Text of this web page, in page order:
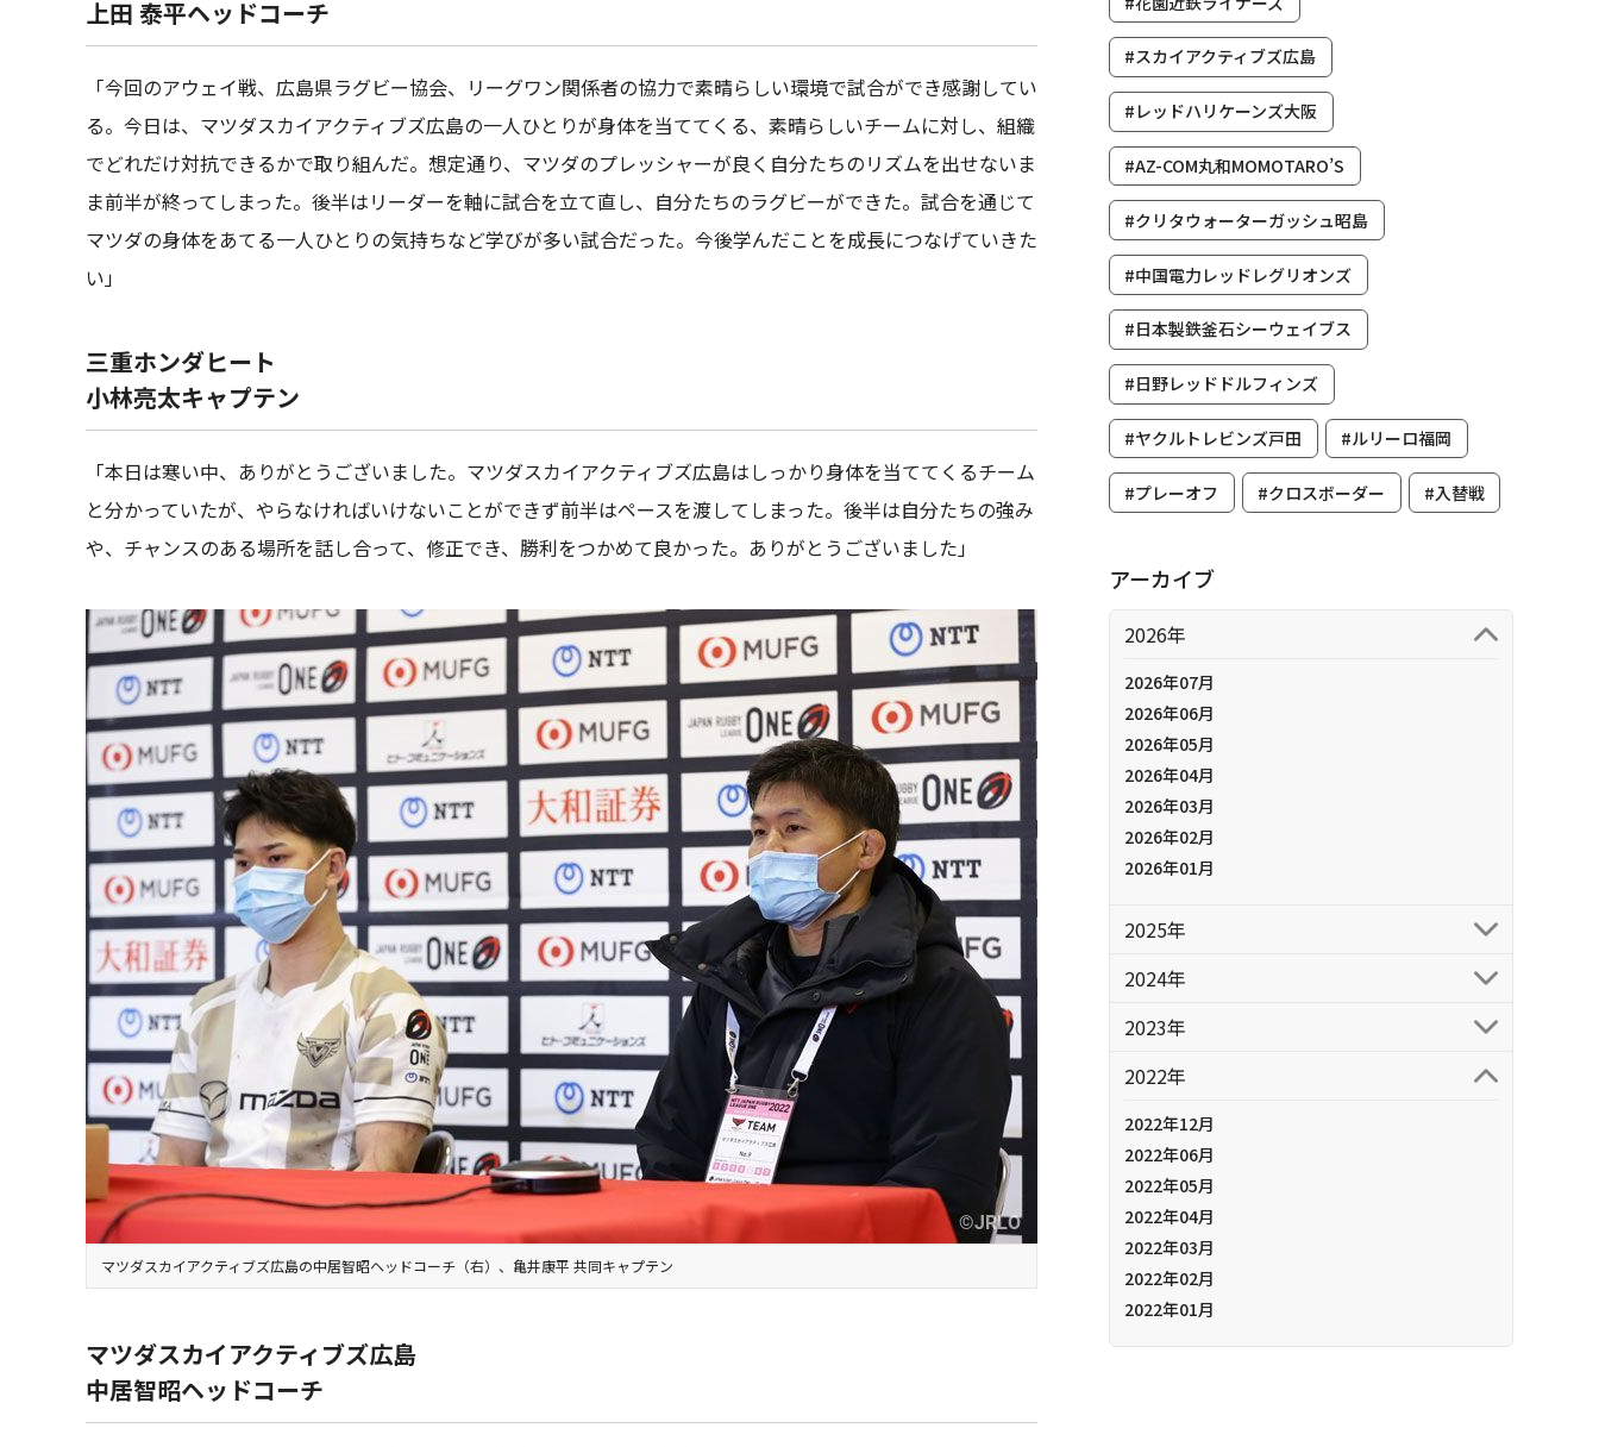
上田 泰平ヘッドコーチ
「今回のアウェイ戦、広島県ラグビー協会、リーグワン関係者の協力で素晴らしい環境で試合ができ感謝してい
る。今日は、マツダスカイアクティブズ広島の一人ひとりが身体を当ててくる、素晴らしいチームに対し、組織
でどれだけ対抗できるかで取り組んだ。想定通り、マツダのプレッシャーが良く自分たちのリズムを出せないま
ま前半が終ってしまった。後半はリーダーを軸に試合を立て直し、自分たちのラグビーができた。試合を通じて
マツダの身体をあてる一人ひとりの気持ちなど学びが多い試合だった。今後学んだことを成長につなげていきた
い」
三重ホンダヒート
小林亮太キャプテン
「本日は寒い中、ありがとうございました。マツダスカイアクティブズ広島はしっかり身体を当ててくるチーム
と分かっていたが、やらなければいけないことができず前半はペースを渡してしまった。後半は自分たちの強み
や、チャンスのある場所を話し合って、修正でき、勝利をつかめて良かった。ありがとうございました」
マツダスカイアクティブズ広島の中居智昭ヘッドコーチ（右）、亀井康平 共同キャプテン
マツダスカイアクティブズ広島
中居智昭ヘッドコーチ
#スカイアクティブズ広島
#レッドハリケーンズ大阪
#AZ-COM丸和MOMOTARO’S
#クリタウォーターガッシュ昭島
#中国電力レッドレグリオンズ
#日本製鉄釜石シーウェイブス
#日野レッドドルフィンズ
#ヤクルトレビンズ戸田 #ルリーロ福岡
#プレーオフ #クロスボーダー #入替戦
アーカイブ
2026年
2026年07月
2026年06月
2026年05月
2026年04月
2026年03月
2026年02月
2026年01月
2025年
2024年
2023年
2022年
2022年12月
2022年06月
2022年05月
2022年04月
2022年03月
2022年02月
2022年01月